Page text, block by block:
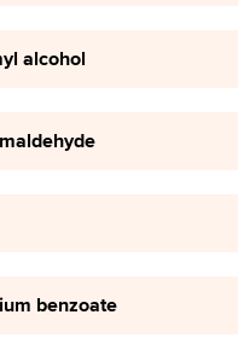
alcohol
benzoate